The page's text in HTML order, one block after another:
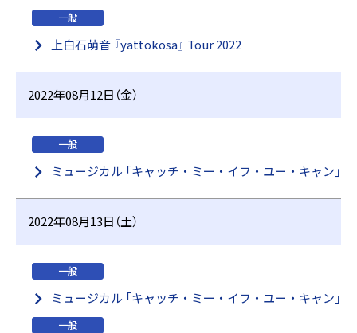
一般
上白石萌音 『yattokosa』 Tour 2022
2022年08月12日（金）
一般
ミュージカル 「キャッチ・ミー・イフ・ユー・キャン」
2022年08月13日（土）
一般
ミュージカル 「キャッチ・ミー・イフ・ユー・キャン」
一般